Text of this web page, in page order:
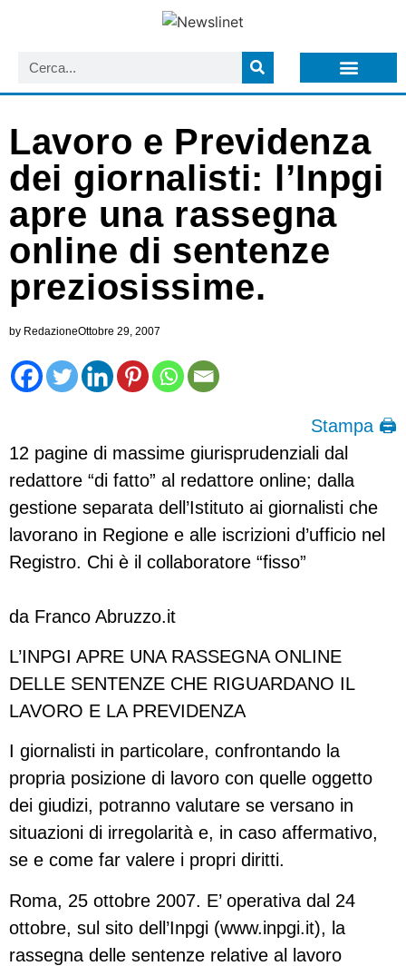
Lavoro e Previdenza
dei giornalisti: l’Inpgi
apre una rassegna
online di sentenze
preziosissime.
by RedazioneOttobre 29, 2007
Stampa 🖨
12 pagine di massime giurisprudenziali dal
redattore “di fatto” al redattore online; dalla
gestione separata dell’Istituto ai giornalisti che
lavorano in Regione e alle iscrizioni d’ufficio nel
Registro. Chi è il collaboratore “fisso”
da Franco Abruzzo.it
L’INPGI APRE UNA RASSEGNA ONLINE
DELLE SENTENZE CHE RIGUARDANO IL
LAVORO E LA PREVIDENZA
I giornalisti in particolare, confrontando la
propria posizione di lavoro con quelle oggetto
dei giudizi, potranno valutare se versano in
situazioni di irregolarità e, in caso affermativo,
se e come far valere i propri diritti.
Roma, 25 ottobre 2007. E’ operativa dal 24
ottobre, sul sito dell’Inpgi (www.inpgi.it), la
rassegna delle sentenze relative al lavoro